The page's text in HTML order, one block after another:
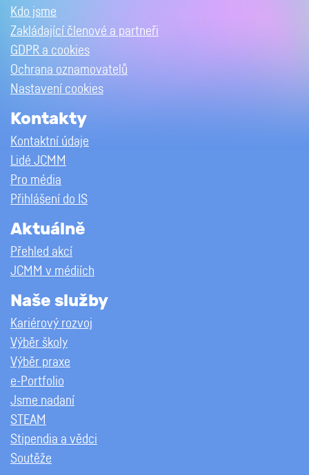
Kdo jsme
Zakládající členové a partneři
GDPR a cookies
Ochrana oznamovatelů
Nastavení cookies
Kontakty
Kontaktní údaje
Lidé JCMM
Pro média
Přihlášení do IS
Aktuálně
Přehled akcí
JCMM v médiích
Naše služby
Kariérový rozvoj
Výběr školy
Výběr praxe
e-Portfolio
Jsme nadaní
STEAM
Stipendia a vědci
Soutěže